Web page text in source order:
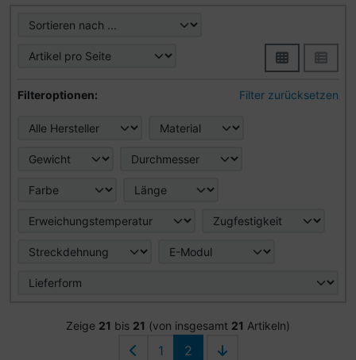
Hier können Sie die nachfolgenden Artikel nach ihren
Filteroptionen: Filter zurücksetzen
Zeige 21 bis 21 (von insgesamt 21 Artikeln)
1 2